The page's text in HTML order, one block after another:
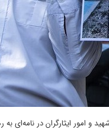
امور ایثارگران در نامه‌ای به